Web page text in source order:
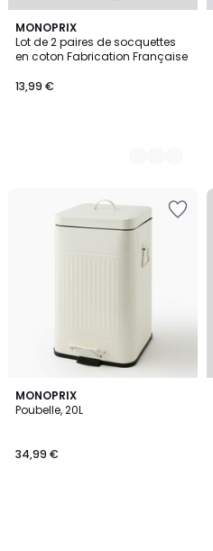
MONOPRIX
Lot de 2 paires de socquettes
en coton Fabrication Française
13,99 €
4
Couleurs
MONOPRIX
Poubelle, 20L
34,99 €